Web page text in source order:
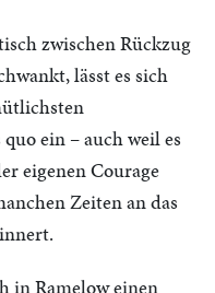
zwischen Rückzug
lässt es sich
ein – auch weil es
eigenen Courage
Zeiten an das
in Ramelow einen